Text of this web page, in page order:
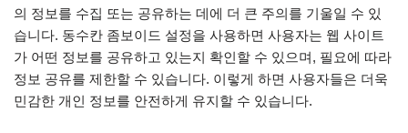
의 정보를 수집 또는 공유하는 데에 더 큰 주의를 기울일 수 있
습니다. 동수칸 좀보이드 설정을 사용하면 사용자는 웹 사이트
가 어떤 정보를 공유하고 있는지 확인할 수 있으며, 필요에 따라
정보 공유를 제한할 수 있습니다. 이렇게 하면 사용자들은 더욱
민감한 개인 정보를 안전하게 유지할 수 있습니다.